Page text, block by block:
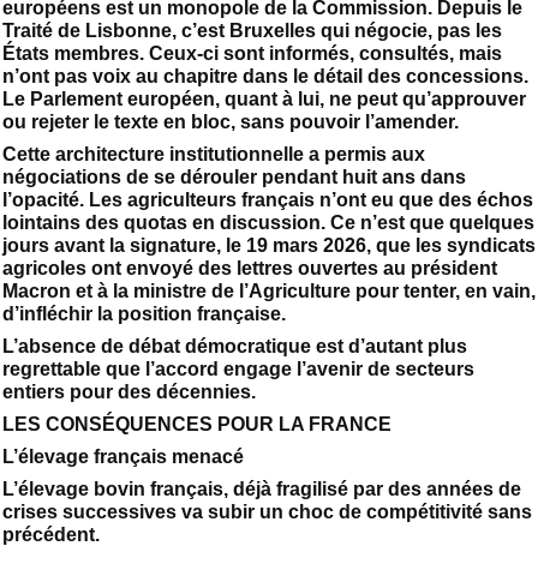
européens est un monopole de la Commission. Depuis le
Traité de Lisbonne, c’est Bruxelles qui négocie, pas les
États membres. Ceux-ci sont informés, consultés, mais
n’ont pas voix au chapitre dans le détail des concessions.
Le Parlement européen, quant à lui, ne peut qu’approuver
ou rejeter le texte en bloc, sans pouvoir l’amender.
Cette architecture institutionnelle a permis aux
négociations de se dérouler pendant huit ans dans
l’opacité. Les agriculteurs français n’ont eu que des échos
lointains des quotas en discussion. Ce n’est que quelques
jours avant la signature, le 19 mars 2026, que les syndicats
agricoles ont envoyé des lettres ouvertes au président
Macron et à la ministre de l’Agriculture pour tenter, en vain,
d’infléchir la position française.
L’absence de débat démocratique est d’autant plus
regrettable que l’accord engage l’avenir de secteurs
entiers pour des décennies.
LES CONSÉQUENCES POUR LA FRANCE
L’élevage français menacé
L’élevage bovin français, déjà fragilisé par des années de
crises successives va subir un choc de compétitivité sans
précédent.